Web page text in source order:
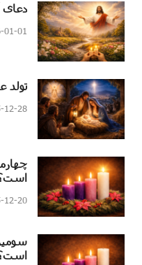
دعای
01-01
تولد
12-28
12-20